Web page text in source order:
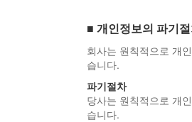
■ 개인정보의 파기
회사는 원칙적으로 개
습니다.
파기절차
당사는 원칙적으로 개
습니다.